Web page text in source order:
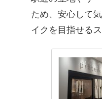
ため、安心して
イクを目指せる